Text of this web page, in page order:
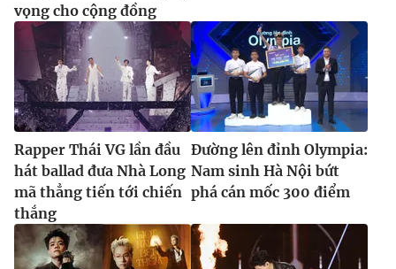
vọng cho cộng đồng
Rapper Thái VG lần đầu
hát ballad đưa Nhà Long
mã thẳng tiến tới chiến
thắng
Đường lên đỉnh Olympia:
Nam sinh Hà Nội bứt
phá cán mốc 300 điểm